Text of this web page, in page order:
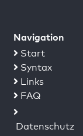
Navigation
Start
Syntax
Links
FAQ
Datenschutz